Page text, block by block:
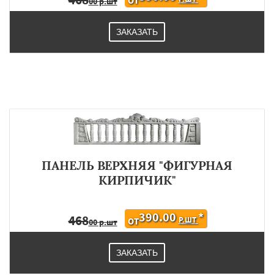
ЗАКАЗАТЬ
ПАНЕЛЬ ВЕРХНЯЯ "ФИГУРНАЯ
КИРПИЧИК"
46800 р.шт ОТ390.00 Р.ШТ*
ЗАКАЗАТЬ